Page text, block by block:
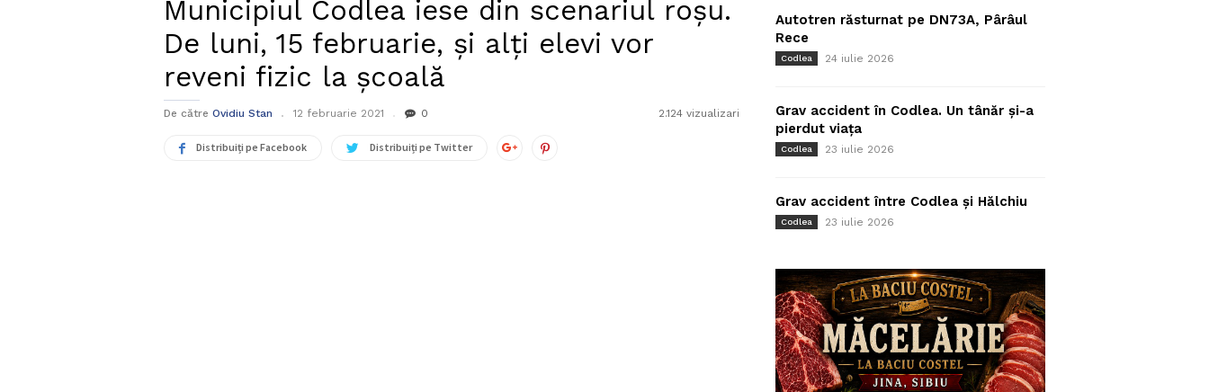
Municipiul Codlea iese din scenariul roșu.
De luni, 15 februarie, și alți elevi vor
reveni fizic la școală
De către Ovidiu Stan 12 februarie 2021 0 2.124 vizualizari
Distribuiți pe Facebook Distribuiți pe Twitter
Autotren răsturnat pe DN73A, Pârâul
Rece
Codlea 24 iulie 2026
Grav accident în Codlea. Un tânăr și-a
pierdut viața
Codlea 23 iulie 2026
Grav accident între Codlea și Hălchiu
Codlea 23 iulie 2026